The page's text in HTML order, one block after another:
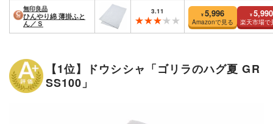
無印良品
ひんやり綿 薄掛ふと
ん／Ｓ
3.11 ¥ 5,996
Amazonで見る
¥ 5,990
楽天市場で
【1位】ドウシシャ「ゴリラのハグ夏 GR
SS100」